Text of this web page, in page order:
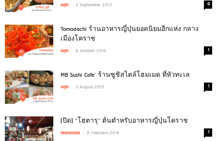
arjin - 2 September 2017 0
Tomodachi ร้านอาหารญี่ปุ่นยอดนิยมอีกแห่ง กลาง
เมืองโคราช
arjin - 6 October 2015 1
MB Sushi Cafe’ ร้านซูชิสไตล์โฮมเมด ที่หัวทะเล
arjin - 3 August 2015 1
[ปิด] “โฮตารุ” ต้นตำหรับอาหารญี่ปุ่นโคราช
teerasade - 9 February 2014 1